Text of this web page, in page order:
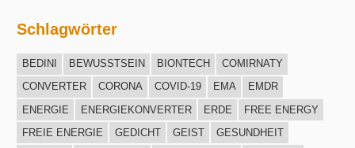
Schlagwörter
BEDINI BEWUSSTSEIN BIONTECH
COMIRNATY
CONVERTER
CORONA COVID-19 EMA
EMDR
ENERGIE
ENERGIEKONVERTER ERDE
FREE ENERGY
FREIE ENERGIE
GEDICHT GEIST
GESUNDHEIT